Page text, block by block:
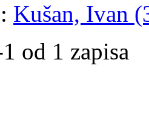
Kušan, Ivan
od 1 zapisa